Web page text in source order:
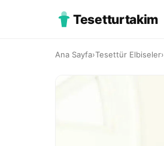
Tesetturtakim
Ana Sayfa›Tesettür Elbiseler›